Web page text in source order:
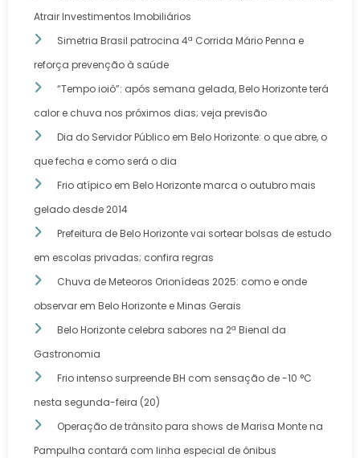
Atrair Investimentos Imobiliários
Simetria Brasil patrocina 4ª Corrida Mário Penna e
reforça prevenção à saúde
“Tempo ioiô”: após semana gelada, Belo Horizonte terá
calor e chuva nos próximos dias; veja previsão
Dia do Servidor Público em Belo Horizonte: o que abre, o
que fecha e como será o dia
Frio atípico em Belo Horizonte marca o outubro mais
gelado desde 2014
Prefeitura de Belo Horizonte vai sortear bolsas de estudo
em escolas privadas; confira regras
Chuva de Meteoros Orionídeas 2025: como e onde
observar em Belo Horizonte e Minas Gerais
Belo Horizonte celebra sabores na 2ª Bienal da
Gastronomia
Frio intenso surpreende BH com sensação de -10 °C
nesta segunda-feira (20)
Operação de trânsito para shows de Marisa Monte na
Pampulha contará com linha especial de ônibus